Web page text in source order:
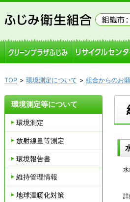
TOP 環境測定について 組合からのお
詳
環境測定等について
環境測定
放射線量等測定
環境報告書
維持管理情報
地球温暖化対策